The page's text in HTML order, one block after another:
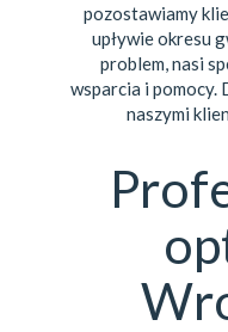
pozostawiamy
upływie okresu
problem, nasi
wsparcia i pomocy.
naszymi